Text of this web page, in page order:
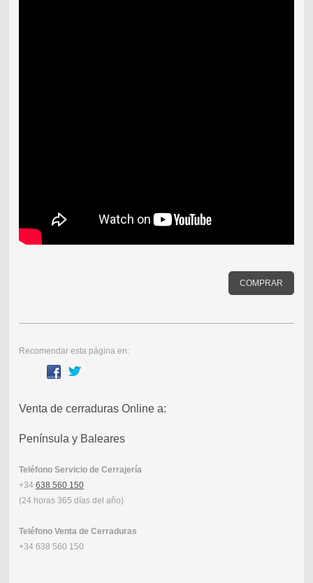
COMPRAR
Recomendar esta página en:
Venta de cerraduras Online a:
Península y Baleares
Teléfono Servicio de Cerrajería
+34 638 560 150
(24 horas 365 días del año)
Teléfono Venta de Cerraduras
+34 638 560 150